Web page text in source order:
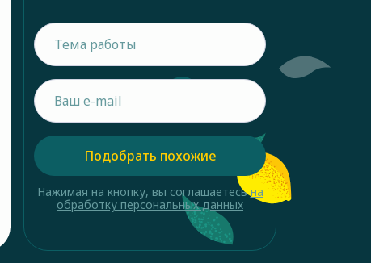
Подобрать похожие
Нажимая на кнопку, вы соглашаетесьна
обработку персональных данных